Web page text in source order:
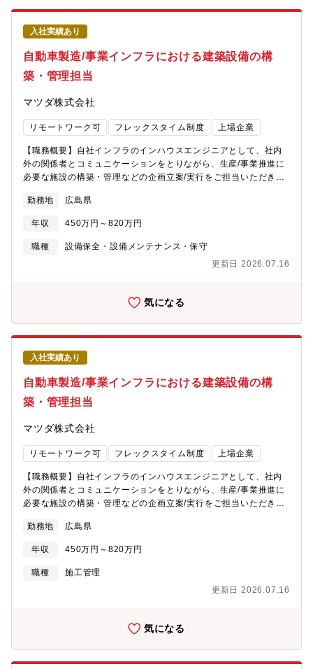
入社実績あり
自動車製造/事業インフラにおける建築設備の構
築・管理担当
マツダ株式会社
リモートワーク可 フレックスタイム制度 上場企業
【職務概要】自社インフラのインハウスエンジニアとして、社内
外の関係者とコミュニケーションをとりながら、生産/事業推進に
必要な施設の構築・管理などの企画立案/実行をご担当いただきま
だきます。【職務詳細】・自社インフラの建築設備領域における
企画立案/設計/調達/施工管理 - 生産工場/実験棟/事務所など、自
動車製造事業を支える施設の建設・改造プロジェクトの基本計画
をリードし、調達～工事管理を行う。 ‐ 主な対象設備は、空調換
生産技術への適用 - BIMや設備シミュレーション（例：空調換
ツインの構築を通じて、量産準備業務との連携・適用を行う。＜
変更の範囲＞将来的に会社の定める全ての業務に配置転換の可能
性あり【募集背景】自動車業界は100年に一度の大変革期を迎え、
多様な市場ニーズに応える商品の開発・生産に加え、事業を通じ
たカーボンニュートラル実現に挑戦しています。 自動車製造事
業におけるインフラ/プラント計画部門として、省エネルギーや環
境貢献を目指した開発・生産施設の構築が求められており、その
実現に向けて建築設備の業務で活躍いただくことを期待しており
ます。【部門ミッション】量産準備部門として、自動車製造事業
おり、自動車製造工程の立上げを支援しています。 また、当社
従業員の働く環境整備（オフィス、寮等の福利厚生施設）も担っ
ており、活き活きと働く人の仕事を通じて、お客様に私たちの製
車製造に必要なインフラとして、製造工場のみならず、実験棟/物
流施設/福利厚生施設など、多様な施設の計画・管理を社内関係部
門と協業しながらご担当いただきます。海外にも製造拠点を有し
ており、グローバルにご活躍いただく機会/可能性もございます。
勤務地 広島県
年収 450万円～820万円
職種
設備保全・設備メンテナンス・保守
更新日 2026.07.16
気になる
入社実績あり
自動車製造/事業インフラにおける建築設備の構
築・管理担当
マツダ株式会社
リモートワーク可 フレックスタイム制度 上場企業
【職務概要】自社インフラのインハウスエンジニアとして、社内
外の関係者とコミュニケーションをとりながら、生産/事業推進に
必要な施設の構築・管理などの企画立案/実行をご担当いただきま
だきます。【職務詳細】・自社インフラの建築設備領域における
企画立案/設計/調達/施工管理 - 生産工場/実験棟/事務所など、自
動車製造事業を支える施設の建設・改造プロジェクトの基本計画
をリードし、調達～工事管理を行う。 ‐ 主な対象設備は、空調換
生産技術への適用 - BIMや設備シミュレーション（例：空調換
ツインの構築を通じて、量産準備業務との連携・適用を行う。＜
変更の範囲＞将来的に会社の定める全ての業務に配置転換の可能
性あり【募集背景】自動車業界は100年に一度の大変革期を迎え、
多様な市場ニーズに応える商品の開発・生産に加え、事業を通じ
勤務地 広島県
年収 450万円～820万円
職種
施工管理
更新日 2026.07.16
気になる